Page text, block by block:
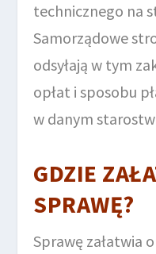
technicznego na
Samorządowe
odsyłają w tym
opłat i sposobu
w danym
GDZIE
SPRAWĘ?
Sprawę załatwia